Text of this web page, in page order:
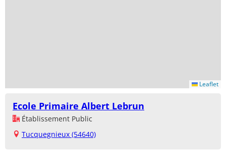
Leaflet
Ecole Primaire Albert Lebrun
Établissement Public
Tucquegnieux (54640)